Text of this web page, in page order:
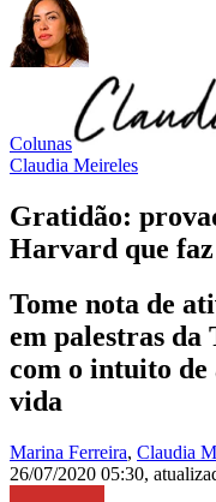
Colunas
Claudia Meireles
Gratidão:
Harvard que
Tome nota de
em palestras da
com o intuito
vida
Marina Ferreira, Claudia
26/07/2020 05:30,